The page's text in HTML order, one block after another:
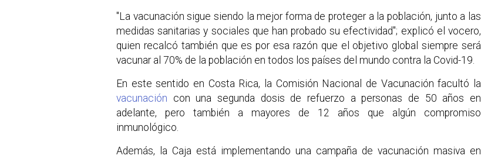
"La vacunación sigue siendo la mejor forma de proteger a la población, junto a las
medidas sanitarias y sociales que han probado su efectividad"; explicó el vocero,
quien recalcó también que es por esa razón que el objetivo global siempre será
vacunar al 70% de la población en todos los países del mundo contra la Covid-19.
En este sentido en Costa Rica, la Comisión Nacional de Vacunación facultó la
vacunación con una segunda dosis de refuerzo a personas de 50 años en
adelante, pero también a mayores de 12 años que algún compromiso
inmunológico.
Además, la Caja está implementando una campaña de vacunación masiva en